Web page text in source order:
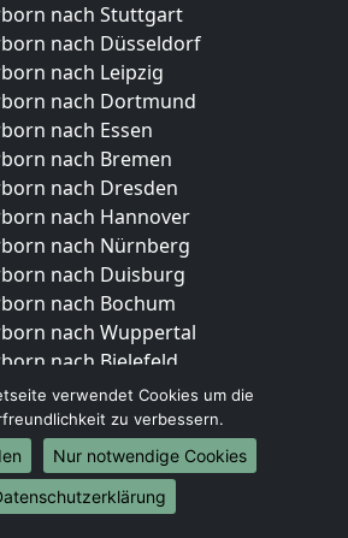
nach Stuttgart
nach Düsseldorf
nach Leipzig
nach Dortmund
nach Essen
nach Bremen
nach Dresden
nach Hannover
nach Nürnberg
nach Duisburg
nach Bochum
nach Wuppertal
nach Bielefeld
nach Bonn
nach Münster
nach Brasilien
verwendet Cookies um die
zu verbessern.
Nur notwendige Cookies